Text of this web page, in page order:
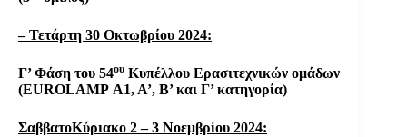
– Τετάρτη 30 Οκτωβρίου 2024:
Γ’ Φάση του 54ου Κυπέλλου Ερασιτεχνικών ομάδων
(EUROLAMP Α1, Α’, Β’ και Γ’ κατηγορία)
ΣαββατοΚύριακο 2 – 3 Νοεμβρίου 2024: